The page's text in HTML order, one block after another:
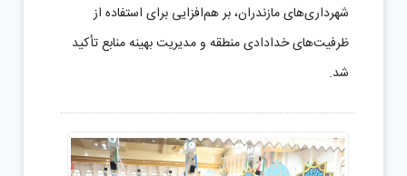
شهرداری‌های مازندران، بر هم‌افزایی برای استفاده از
ظرفیت‌های خدادادی منطقه و مدیریت بهینه منابع تأکید
شد.